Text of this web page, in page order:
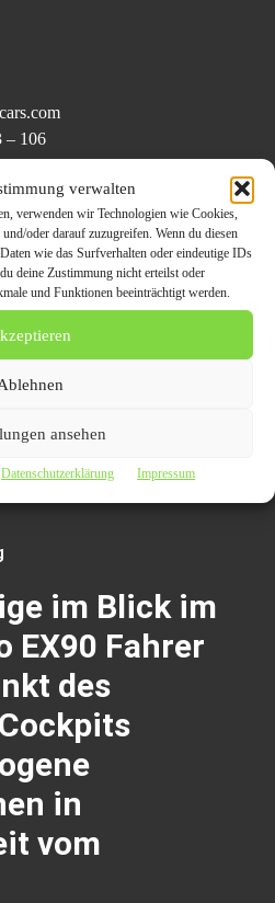
verwalten
verwenden wir Technologien wie Cookies,
oder darauf zuzugreifen. Wenn du diesen
wie das Surfverhalten oder eindeutige IDs
deine Zustimmung nicht erteilst oder
und Funktionen beeinträchtigt werden.
ansehen
Datenschutzerklärung Impressum
– 106
de
durch news aktuell
über ots und
Verwendung dieses Bildes für
aller mitgeteilten
im Blick im
EX90 Fahrer
des
in
vom